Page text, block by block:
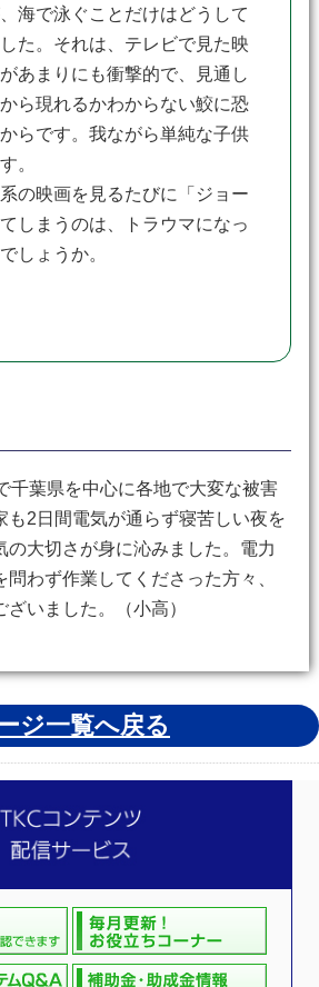
海で泳ぐことだけはどうして
た。それは、テレビで見た映
あまりにも衝撃的で、見通し
ら現れるかわからない鮫に恐
らです。我ながら単純な子供
。
の映画を見るたびに「ジョー
しまうのは、トラウマになっ
しょうか。
葉県を中心に各地で大変な被害
も2日間電気が通らず寝苦しい夜を
の大切さが身に沁みました。電力
わず作業してくださった方々、
いました。（小高）
ジ一覧へ戻る